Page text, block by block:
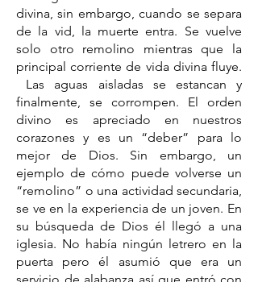
divina, sin embargo, cuando se separa
de la vid, la muerte entra. Se vuelve
solo otro remolino mientras que la
principal corriente de vida divina fluye.
Las aguas aisladas se estancan y
finalmente, se corrompen. El orden
divino es apreciado en nuestros
corazones y es un “deber” para lo
mejor de Dios. Sin embargo, un
ejemplo de cómo puede volverse un
“remolino” o una actividad secundaria,
se ve en la experiencia de un joven. En
su búsqueda de Dios él llegó a una
iglesia. No había ningún letrero en la
puerta pero él asumió que era un